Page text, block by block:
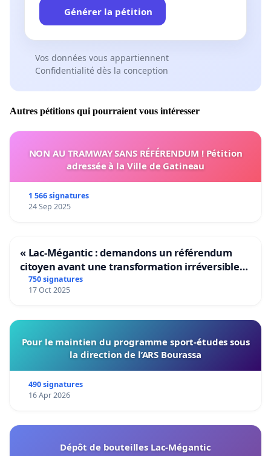
Générer la pétition
Vos données vous appartiennent
Confidentialité dès la conception
Autres pétitions qui pourraient vous intéresser
NON AU TRAMWAY SANS RÉFÉRENDUM ! Pétition
adressée à la Ville de Gatineau
1 566 signatures
24 Sep 2025
« Lac-Mégantic : demandons un référendum
citoyen avant une transformation irréversible
de notre territoire »
750 signatures
17 Oct 2025
Pour le maintien du programme sport-études sous
la direction de l’ARS Bourassa
490 signatures
16 Apr 2026
Dépôt de bouteilles Lac-Mégantic